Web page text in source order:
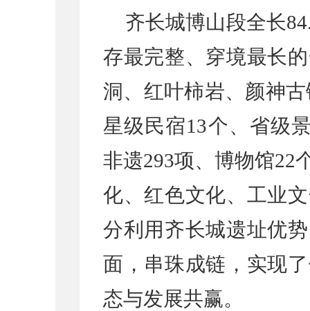
齐长城博山段全长
存最完整、穿境最长
洞、红叶柿岩、颜神
星级民宿13个、省级
非遗293项、博物馆22
化、红色文化、工业
分利用齐长城遗址优
面，串珠成链，实现
态与发展共赢。